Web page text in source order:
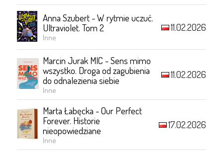
Anna Szubert - W rytmie uczuć.
Ultraviolet. Tom 2
Inne
11.02.2026
Marcin Jurak MIC - Sens mimo
wszystko. Droga od zagubienia
do odnalezienia siebie
Inne
11.02.2026
Marta Łabęcka - Our Perfect
Forever. Historie
nieopowiedziane
Inne
17.02.2026